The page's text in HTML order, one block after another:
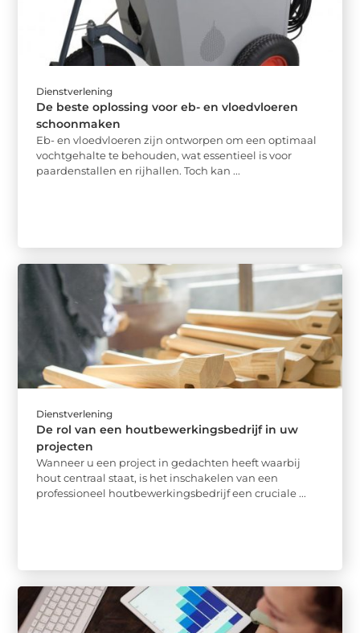
Dienstverlening
De beste oplossing voor eb- en vloedvloeren
schoonmaken
Eb- en vloedvloeren zijn ontworpen om een optimaal
vochtgehalte te behouden, wat essentieel is voor
paardenstallen en rijhallen. Toch kan ...
Dienstverlening
De rol van een houtbewerkingsbedrijf in uw
projecten
Wanneer u een project in gedachten heeft waarbij
hout centraal staat, is het inschakelen van een
professioneel houtbewerkingsbedrijf een cruciale ...